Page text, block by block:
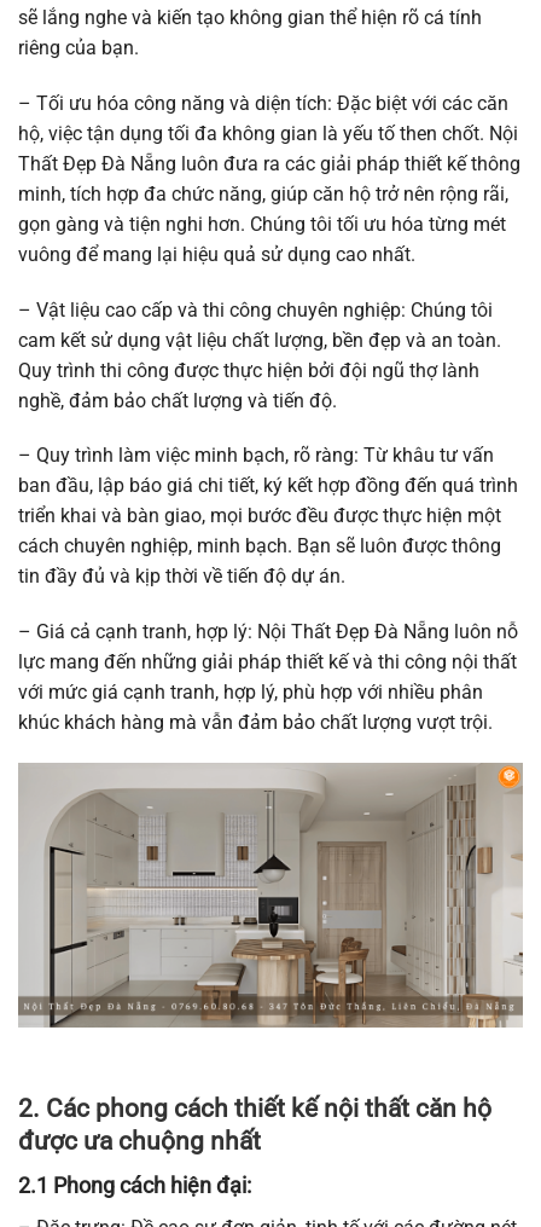
sẽ lắng nghe và kiến tạo không gian thể hiện rõ cá tính
riêng của bạn.
– Tối ưu hóa công năng và diện tích: Đặc biệt với các căn
hộ, việc tận dụng tối đa không gian là yếu tố then chốt. Nội
Thất Đẹp Đà Nẵng luôn đưa ra các giải pháp thiết kế thông
minh, tích hợp đa chức năng, giúp căn hộ trở nên rộng rãi,
gọn gàng và tiện nghi hơn. Chúng tôi tối ưu hóa từng mét
vuông để mang lại hiệu quả sử dụng cao nhất.
– Vật liệu cao cấp và thi công chuyên nghiệp: Chúng tôi
cam kết sử dụng vật liệu chất lượng, bền đẹp và an toàn.
Quy trình thi công được thực hiện bởi đội ngũ thợ lành
nghề, đảm bảo chất lượng và tiến độ.
– Quy trình làm việc minh bạch, rõ ràng: Từ khâu tư vấn
ban đầu, lập báo giá chi tiết, ký kết hợp đồng đến quá trình
triển khai và bàn giao, mọi bước đều được thực hiện một
cách chuyên nghiệp, minh bạch. Bạn sẽ luôn được thông
tin đầy đủ và kịp thời về tiến độ dự án.
– Giá cả cạnh tranh, hợp lý: Nội Thất Đẹp Đà Nẵng luôn nỗ
lực mang đến những giải pháp thiết kế và thi công nội thất
với mức giá cạnh tranh, hợp lý, phù hợp với nhiều phân
khúc khách hàng mà vẫn đảm bảo chất lượng vượt trội.
2. Các phong cách thiết kế nội thất căn hộ
được ưa chuộng nhất
2.1 Phong cách hiện đại: